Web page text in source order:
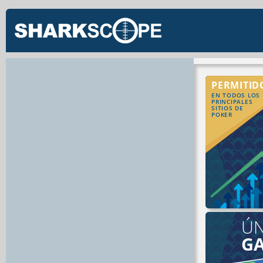
EN TODOS LOS
PRINCIPALES
SITIOS DE
POKER